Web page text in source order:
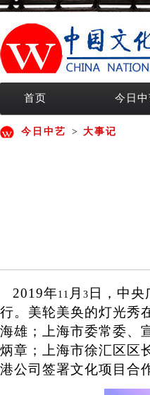
首页 今日中
今日中艺 > 大事记
2019年11 月 3 日，中央
行。美轮美奂的灯光秀
海雄；上海市委常委、
炳章；上海市徐汇区区
港公司签署文化项目合